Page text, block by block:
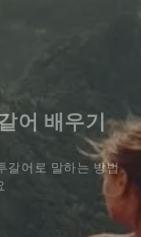
어 배우기
갈어로 말하는 방법